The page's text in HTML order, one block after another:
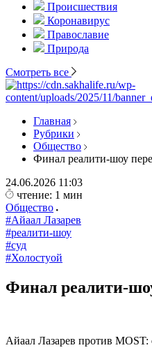
Происшествия
Коронавирус
Православие
Природа
Смотреть все
Главная
Рубрики
Общество
Финал реалити-шоу
24.06.2026 11:03
чтение: 1 мин
Общество
#Айаал Лазарев
#реалити-шоу
#суд
#Холостуой
Финал реалити-
Айаал Лазарев против MOST: